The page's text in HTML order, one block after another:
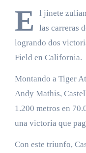
E
l jinete
las carreras
logrando dos
Field en California.
Montando a Tiger
Andy Mathis,
1.200 metros en
una victoria que
Con este triunfo,